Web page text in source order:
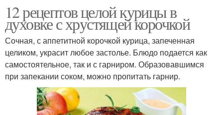
Картошка с курицей Картошки с курицей
Курица на банке Курица в мультиварке
12 рецептов целой курицы в
духовке с хрустящей корочкой
Сочная, с аппетитной корочкой курица, запеченная
целиком, украсит любое застолье. Блюдо подается как
самостоятельное, так и с гарниром. Образовавшимся
при запекании соком, можно пропитать гарнир.